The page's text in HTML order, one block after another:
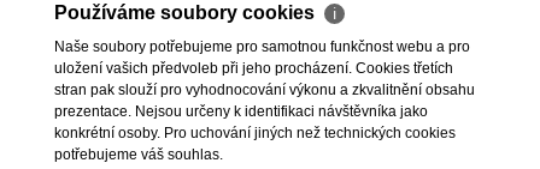
Používáme soubory cookies ℹ
Naše soubory potřebujeme pro samotnou funkčnost webu a pro
uložení vašich předvoleb při jeho procházení. Cookies třetích
stran pak slouží pro vyhodnocování výkonu a zkvalitnění obsahu
prezentace. Nejsou určeny k identifikaci návštěvníka jako
konkrétní osoby. Pro uchování jiných než technických cookies
potřebujeme váš souhlas.